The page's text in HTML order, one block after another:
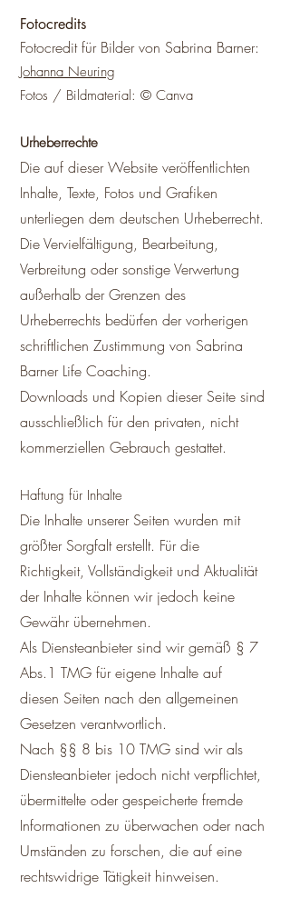
Fotocredits
Fotocredit für Bilder von Sabrina Barner:
Johanna Neuring
Fotos / Bildmaterial: © Canva
Urheberrechte
Die auf dieser Website veröffentlichten
Inhalte, Texte, Fotos und Grafiken
unterliegen dem deutschen Urheberrecht.
Die Vervielfältigung, Bearbeitung,
Verbreitung oder sonstige Verwertung
außerhalb der Grenzen des
Urheberrechts bedürfen der vorherigen
schriftlichen Zustimmung von Sabrina
Barner Life Coaching.
Downloads und Kopien dieser Seite sind
ausschließlich für den privaten, nicht
kommerziellen Gebrauch gestattet.
Haftung für Inhalte
Die Inhalte unserer Seiten wurden mit
größter Sorgfalt erstellt. Für die
Richtigkeit, Vollständigkeit und Aktualität
der Inhalte können wir jedoch keine
Gewähr übernehmen.
Als Diensteanbieter sind wir gemäß § 7
Abs.1 TMG für eigene Inhalte auf
diesen Seiten nach den allgemeinen
Gesetzen verantwortlich.
Nach §§ 8 bis 10 TMG sind wir als
Diensteanbieter jedoch nicht verpflichtet,
übermittelte oder gespeicherte fremde
Informationen zu überwachen oder nach
Umständen zu forschen, die auf eine
rechtswidrige Tätigkeit hinweisen.